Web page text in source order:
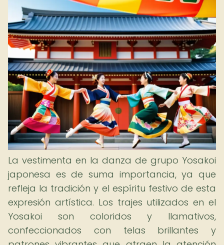
La vestimenta en la danza de grupo Yosakoi
japonesa es de suma importancia, ya que
refleja la tradición y el espíritu festivo de esta
expresión artística. Los trajes utilizados en el
Yosakoi son coloridos y llamativos,
confeccionados con telas brillantes y